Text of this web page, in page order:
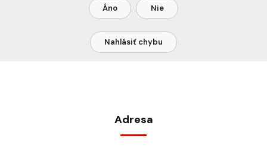
Áno Nie
Nahlásiť chybu
Adresa